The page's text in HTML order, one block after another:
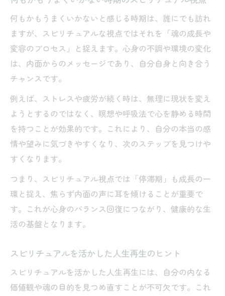
何もかもうまくいかないと感じる時期は、誰にでも訪れ
ますが、スピリチュアルな視点ではそれを「魂の成長や
変容のプロセス」と捉えます。心身の不調や環境の変化
は、内面からのメッセージであり、自分自身と向き合う
チャンスです。
例えば、ストレスや疲労が続く時は、無理に現状を変え
ようとするのではなく、瞑想や呼吸法で心を静める時間
を持つことが効果的です。これにより、自分の本当の感
情や望みに気づきやすくなり、次のステップを見つけや
すくなります。
つまり、スピリチュアル視点では「停滞期」も成長の一
環と捉え、焦らず内面の声に耳を傾けることが重要で
す。これが心身のバランス回復につながり、健康的な生
活の基盤となります。
スピリチュアルを活かした人生再生のヒント
スピリチュアルを活かした人生再生には、自分の内なる
価値観や魂の目的を見つめ直すことが不可欠です。これ